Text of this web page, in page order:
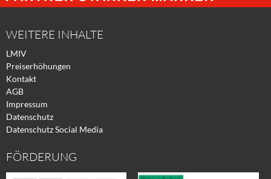
Facebook
Xing Twitter
WEITERE INHALTE
LMIV
Preiserhöhungen
Kontakt
AGB
Impressum
Datenschutz
Datenschutz Social Media
FÖRDERUNG